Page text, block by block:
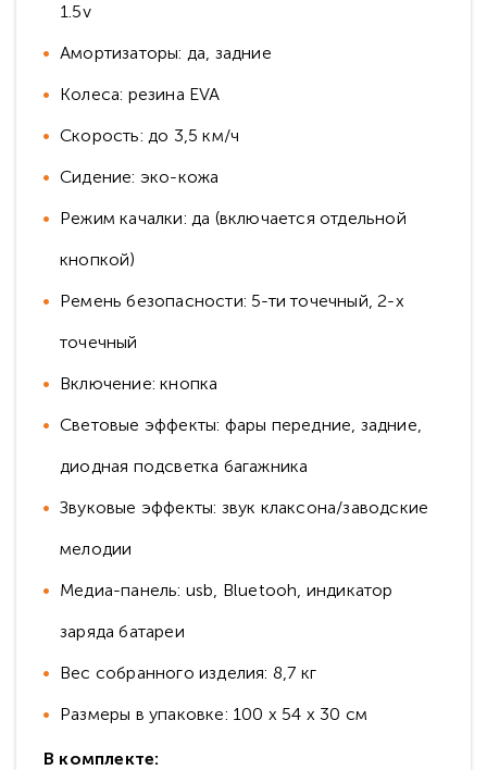
1.5v
Амортизаторы: да, задние
Колеса: резина EVA
Скорость: до 3,5 км/ч
Сидение: эко-кожа
Режим качалки: да (включается отдельной
кнопкой)
Ремень безопасности: 5-ти точечный, 2-х
точечный
Включение: кнопка
Световые эффекты: фары передние, задние,
диодная подсветка багажника
Звуковые эффекты: звук клаксона/заводские
мелодии
Медиа-панель: usb, Bluetooh, индикатор
заряда батареи
Вес собранного изделия: 8,7 кг
Размеры в упаковке: 100 x 54 x 30 см
В комплекте: